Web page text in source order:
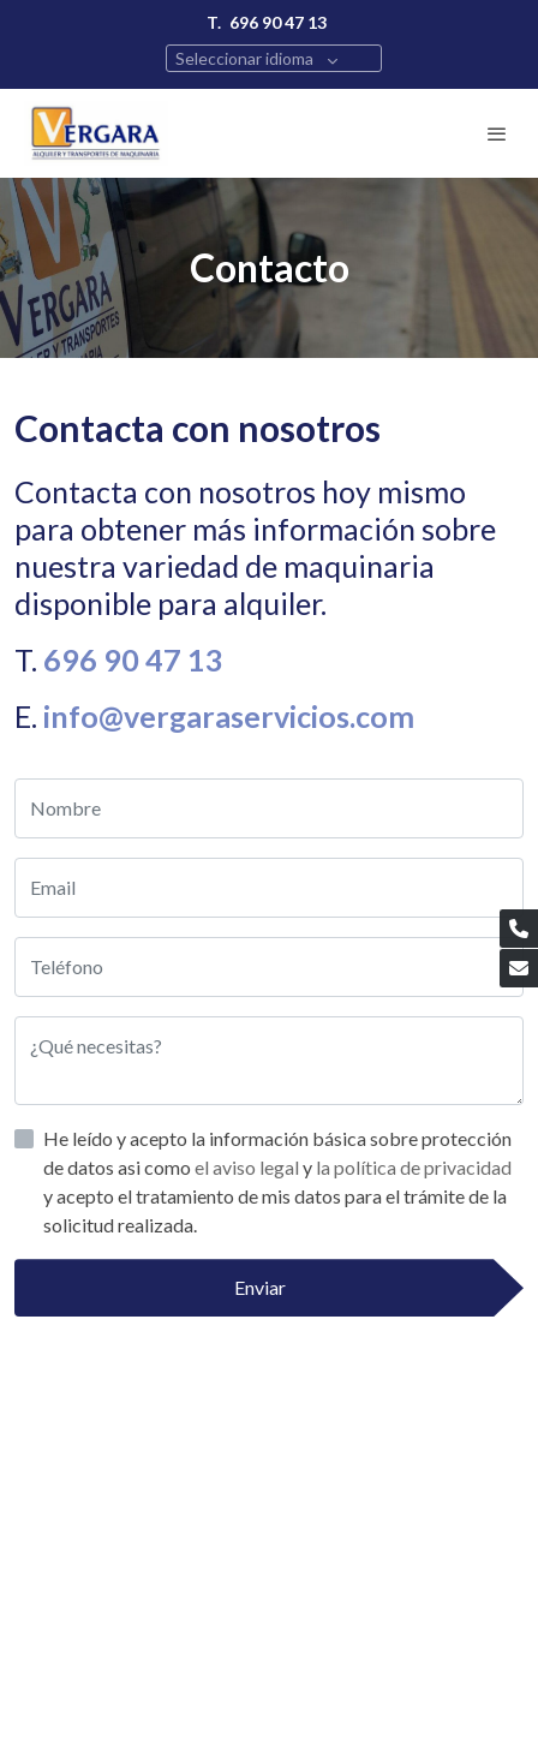
T. 696 90 47 13
Seleccionar idioma
Contacto
Contacta con nosotros
Contacta con nosotros hoy mismo
para obtener más información sobre
nuestra variedad de maquinaria
disponible para alquiler.
T. 696 90 47 13
E. info@vergaraservicios.com
He leído y acepto la información básica sobre protección
de datos asi como el aviso legal y la política de privacidad
y acepto el tratamiento de mis datos para el trámite de la
solicitud realizada.
Enviar